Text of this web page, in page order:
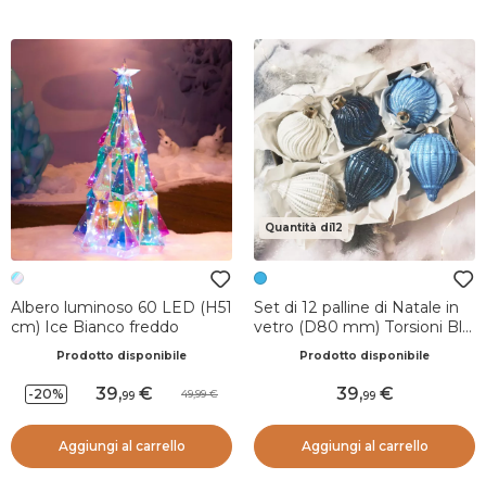
Albero luminoso 60 LED (H51
cm) Ice Bianco freddo
Prodotto disponibile
-20% 39,99 49,99
Aggiungi al carrello
Quantità di12
Set di 12 palline di Natale in
vetro (D80 mm) Torsioni Blu
e biancoProdotto disponibile
39,99
Aggiungi al carrello